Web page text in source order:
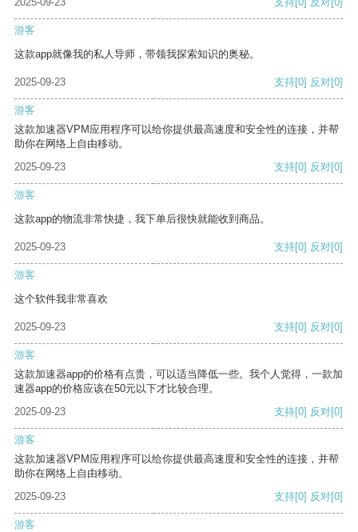
游客
这款app就像我的私人导师，带领我探索知识的奥秘。
2025-09-23 支持[0] 反对[0]
游客
这款加速器VPM应用程序可以给你提供最高速度和安全性的连接，并帮
助你在网络上自由移动。
2025-09-23
支持[0] 反对[0]
游客
这款app的物流非常快捷，我下单后很快就能收到商品。
2025-09-23 支持[0] 反对[0]
游客
这个软件我非常喜欢
2025-09-23 支持[0] 反对[0]
游客
这款加速器app的价格有点贵，可以适当降低一些。我个人觉得，一款加
速器app的价格应该在50元以下才比较合理。
2025-09-23
支持[0] 反对[0]
游客
这款加速器VPM应用程序可以给你提供最高速度和安全性的连接，并帮
助你在网络上自由移动。
2025-09-23
支持[0] 反对[0]
游客